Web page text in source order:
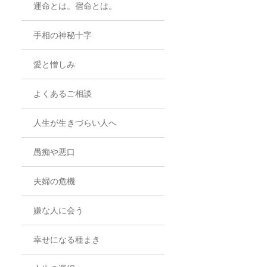
運命とは。宿命とは。
手相の神秘十字
愛と憎しみ
よくあるご相談
人生が生きづらい人へ
愚痴や悪口
夫婦の危機
嫌な人に会う
幸せになる種まき